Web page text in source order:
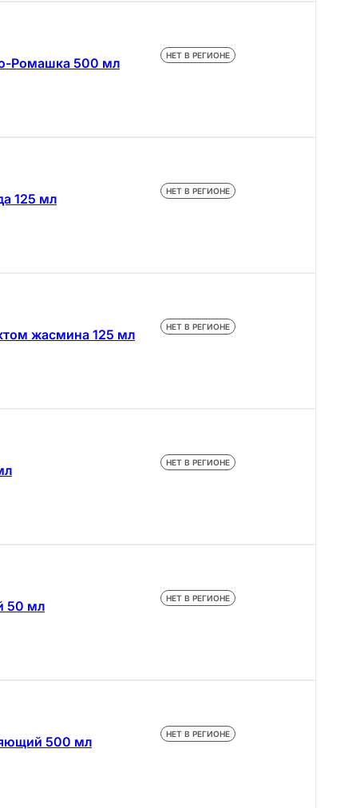
Ромашка 500 мл НЕТ В РЕГИОНЕ
125 мл НЕТ В РЕГИОНЕ
жасмина 125 мл НЕТ В РЕГИОНЕ
НЕТ В РЕГИОНЕ
50 мл НЕТ В РЕГИОНЕ
500 мл НЕТ В РЕГИОНЕ